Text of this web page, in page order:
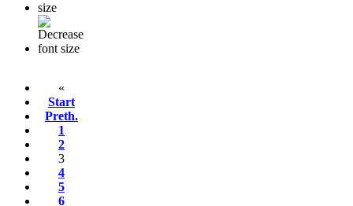
«
Start
Preth.
1
2
3
4
5
6